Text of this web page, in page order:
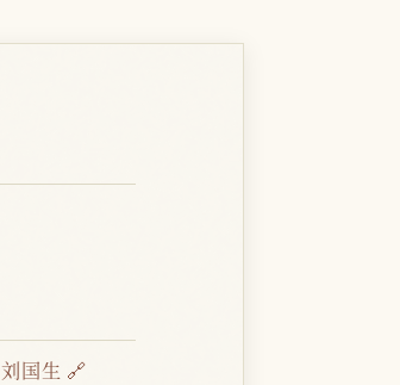
刘国生 🔗